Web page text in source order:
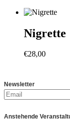
Nigrette
€28,00
Newsletter
Anstehende